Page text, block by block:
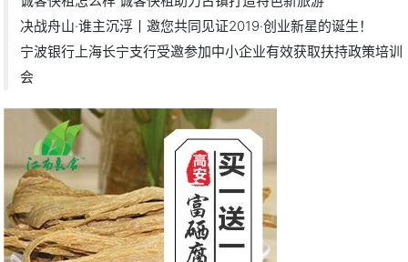
决战舟山·谁主沉浮丨邀您共同见证2019·创业新星的诞生！
宁波银行上海长宁支行受邀参加中小企业有效获取扶持政策培训
会